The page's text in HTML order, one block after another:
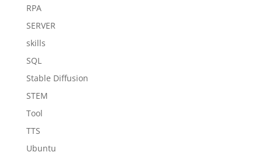
RPA
SERVER
skills
SQL
Stable Diffusion
STEM
Tool
TTS
Ubuntu